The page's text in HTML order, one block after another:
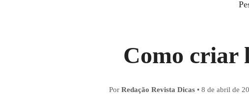
Como criar
Por Redação Revista Dicas • 8 de abril de